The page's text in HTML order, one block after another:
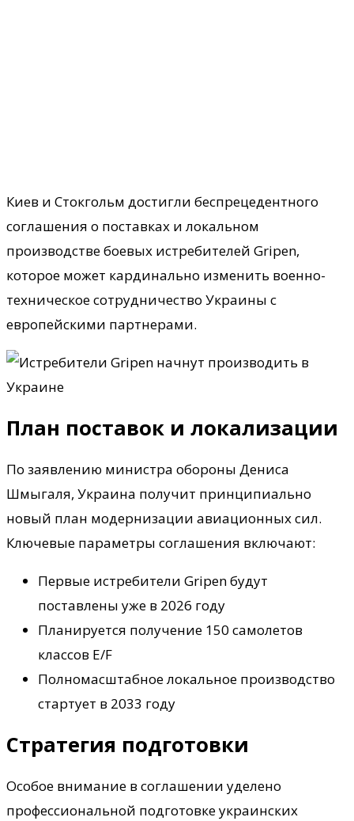
Киев и Стокгольм достигли беспрецедентного
соглашения о поставках и локальном
производстве боевых истребителей Gripen,
которое может кардинально изменить военно-
техническое сотрудничество Украины с
европейскими партнерами.
План поставок и локализации
По заявлению министра обороны Дениса
Шмыгаля, Украина получит принципиально
новый план модернизации авиационных сил.
Ключевые параметры соглашения включают:
Первые истребители Gripen будут
поставлены уже в 2026 году
Планируется получение 150 самолетов
классов E/F
Полномасштабное локальное производство
стартует в 2033 году
Стратегия подготовки
Особое внимание в соглашении уделено
профессиональной подготовке украинских